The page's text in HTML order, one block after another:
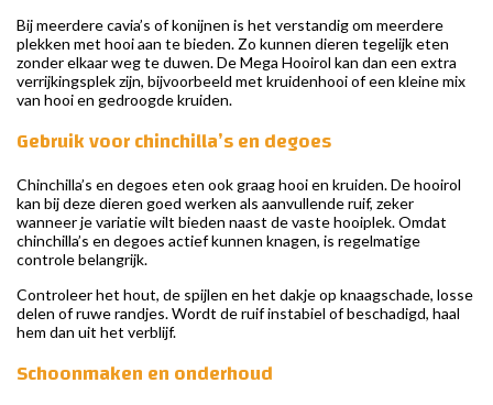
Bij meerdere cavia’s of konijnen is het verstandig om meerdere
plekken met hooi aan te bieden. Zo kunnen dieren tegelijk eten
zonder elkaar weg te duwen. De Mega Hooirol kan dan een extra
verrijkingsplek zijn, bijvoorbeeld met kruidenhooi of een kleine mix
van hooi en gedroogde kruiden.
Gebruik voor chinchilla’s en degoes
Chinchilla’s en degoes eten ook graag hooi en kruiden. De hooirol
kan bij deze dieren goed werken als aanvullende ruif, zeker
wanneer je variatie wilt bieden naast de vaste hooiplek. Omdat
chinchilla’s en degoes actief kunnen knagen, is regelmatige
controle belangrijk.
Controleer het hout, de spijlen en het dakje op knaagschade, losse
delen of ruwe randjes. Wordt de ruif instabiel of beschadigd, haal
hem dan uit het verblijf.
Schoonmaken en onderhoud